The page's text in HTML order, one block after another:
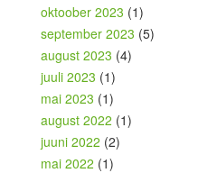
oktoober 2023 (1)
september 2023 (5)
august 2023 (4)
juuli 2023 (1)
mai 2023 (1)
august 2022 (1)
juuni 2022 (2)
mai 2022 (1)